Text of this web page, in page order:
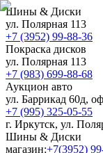
Шины & Диски
ул. Полярная 113
+7 (3952) 99-88-36
Покраска дисков
ул. Полярная 113
+7 (983) 699-88-68
Аукцион авто
ул. Баррикад 60д,
+7 (995) 325-05-55
г. Иркутск, ул.
Шины & Диски
магазин:+7(3952)